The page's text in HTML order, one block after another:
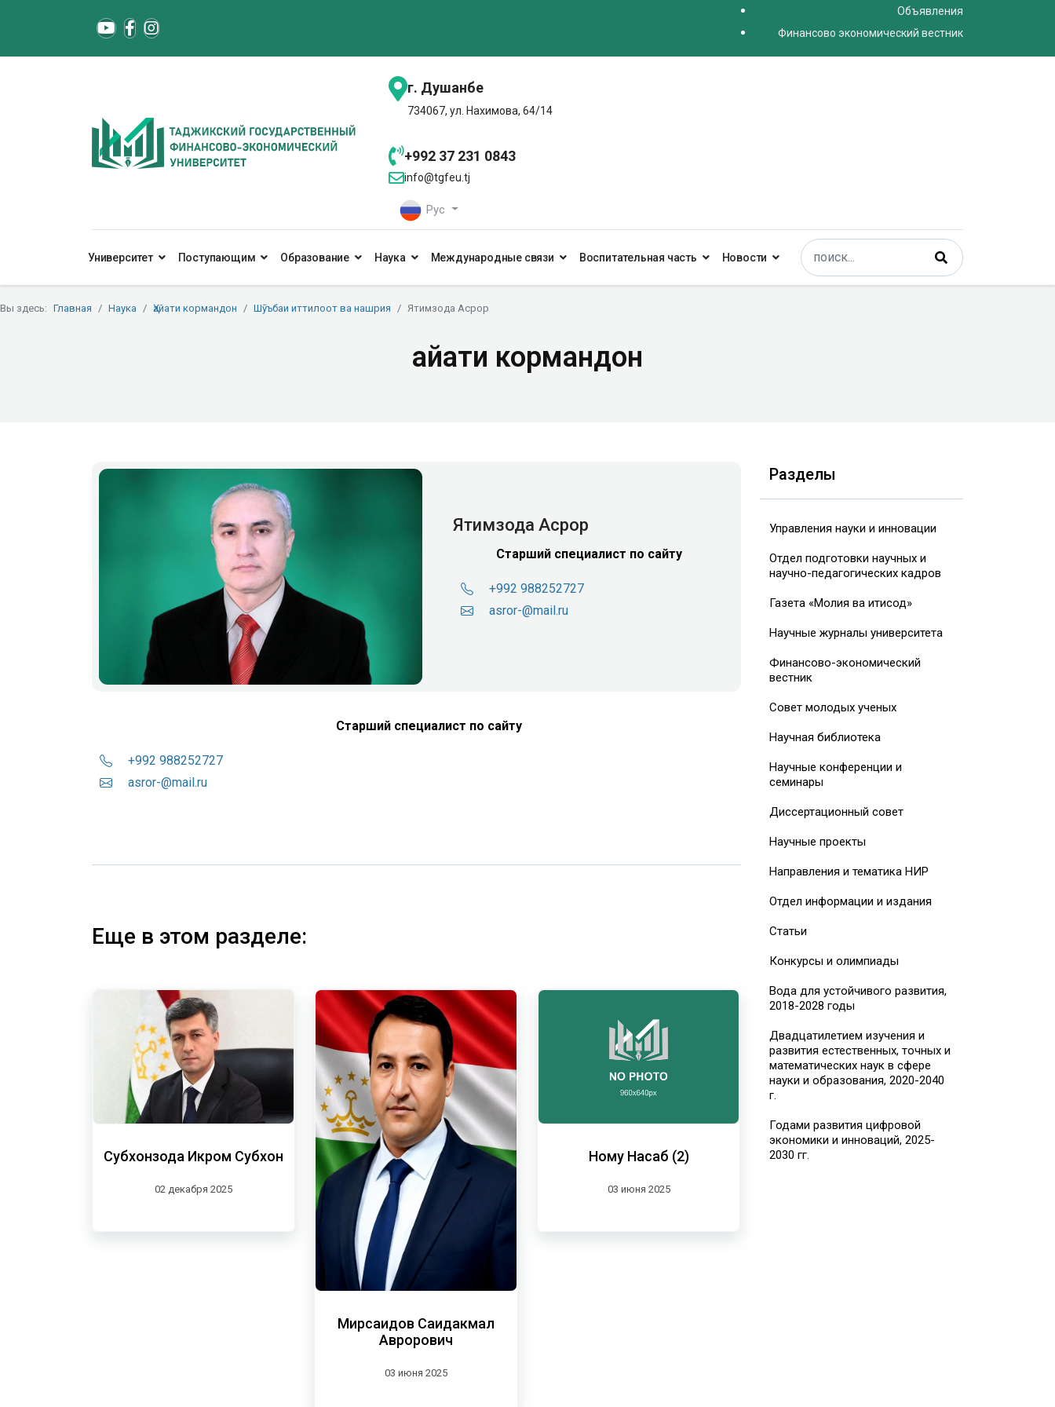
Объявления
Финансово экономический вестник
г. Душанбе
734067, ул. Нахимова, 64/14
+992 37 231 0843
info@tgfeu.tj
Рус
Университет Поступающим Образование Наука Международные связи Воспитательная часть Новости
Поиск
Type 2 or more characters for results.
Вы здесь: Главная Наука Ҳайати кормандон Шӯъбаи иттилоот ва нашрия Ятимзода Асрор
Ҳайати кормандон
Ятимзода Асрор
Старший специалист по сайту
+992 988252727
asror-@mail.ru
Старший специалист по сайту
+992 988252727
asror-@mail.ru
Еще в этом разделе:
Субхонзода Икром Субхон
02 декабря 2025
Мирсаидов Саидакмал
Аврорович
03 июня 2025
Ному Насаб (2)
03 июня 2025
Разделы
Управления науки и инновации
Отдел подготовки научных и
научно-педагогических кадров
Газета «Молия ва иқтисод»
Научные журналы университета
Финансово-экономический
вестник
Совет молодых ученых
Научная библиотека
Научные конференции и
семинары
Диссертационный совет
Научные проекты
Направления и тематика НИР
Отдел информации и издания
Статьи
Конкурсы и олимпиады
Вода для устойчивого развития,
2018-2028 годы
Двадцатилетием изучения и
развития естественных, точных и
математических наук в сфере
науки и образования, 2020-2040
г.
Годами развития цифровой
экономики и инноваций, 2025-
2030 гг.